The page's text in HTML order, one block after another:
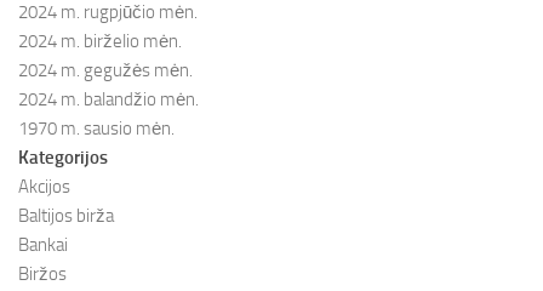
2024 m. rugpjūčio mėn.
2024 m. birželio mėn.
2024 m. gegužės mėn.
2024 m. balandžio mėn.
1970 m. sausio mėn.
Kategorijos
Akcijos
Baltijos birža
Bankai
Biržos